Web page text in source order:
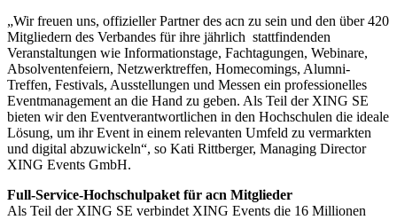
„Wir freuen uns, offizieller Partner des acn zu sein und den über 420
Mitgliedern des Verbandes für ihre jährlich stattfindenden
Veranstaltungen wie Informationstage, Fachtagungen, Webinare,
Absolventenfeiern, Netzwerktreffen, Homecomings, Alumni-
Treffen, Festivals, Ausstellungen und Messen ein professionelles
Eventmanagement an die Hand zu geben. Als Teil der XING SE
bieten wir den Eventverantwortlichen in den Hochschulen die ideale
Lösung, um ihr Event in einem relevanten Umfeld zu vermarkten
und digital abzuwickeln“, so Kati Rittberger, Managing Director
XING Events GmbH.
Full-Service-Hochschulpaket für acn Mitglieder
Als Teil der XING SE verbindet XING Events die 16 Millionen